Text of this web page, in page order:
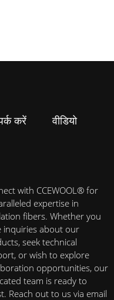
करें वीडियो
with CCEWOOL® for
expertise in
fibers. Whether you
inquiries about our
seek technical
or wish to explore
opportunities, our
team is ready to
Reach out to us via email